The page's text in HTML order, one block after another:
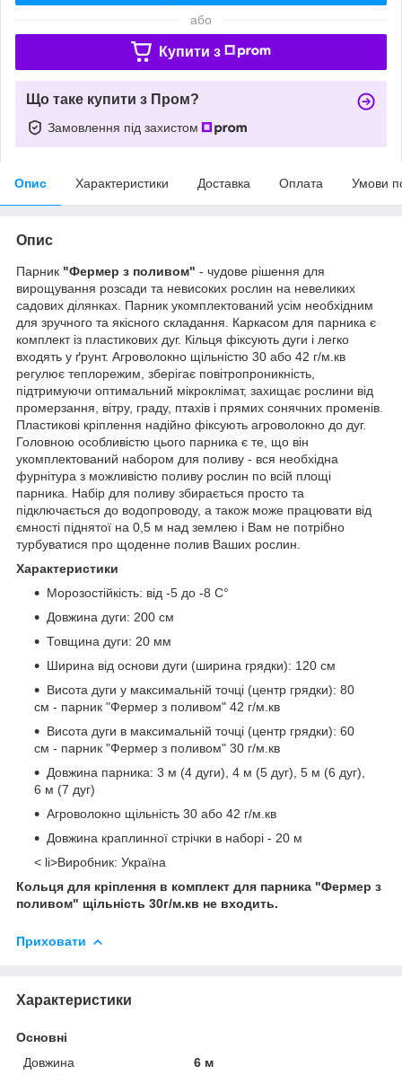
або
Купити з
Що таке купити з Пром?
Замовлення під захистом
Опис Характеристики Доставка Оплата Умови
Опис
Парник "Фермер з поливом" - чудове рішення для
вирощування розсади та невисоких рослин на невеликих
садових ділянках. Парник укомплектований усім необхідним
для зручного та якісного складання. Каркасом для парника є
комплект із пластикових дуг. Кільця фіксують дуги і легко
входять у ґрунт. Агроволокно щільністю 30 або 42 г/м.кв
регулює теплорежим, зберігає повітропроникність,
підтримуючи оптимальний мікроклімат, захищає рослини від
промерзання, вітру, граду, птахів і прямих сонячних променів.
Пластикові кріплення надійно фіксують агроволокно до дуг.
Головною особливістю цього парника є те, що він
укомплектований набором для поливу - вся необхідна
фурнітура з можливістю поливу рослин по всій площі
парника. Набір для поливу збирається просто та
підключається до водопроводу, а також може працювати від
ємності піднятої на 0,5 м над землею і Вам не потрібно
турбуватися про щоденне полив Ваших рослин.
Характеристики
Морозостійкість: від -5 до -8 С°
Довжина дуги: 200 см
Товщина дуги: 20 мм
Ширина від основи дуги (ширина грядки): 120 см
Висота дуги у максимальній точці (центр грядки): 80
см - парник "Фермер з поливом" 42 г/м.кв
Висота дуги в максимальній точці (центр грядки): 60
см - парник "Фермер з поливом" 30 г/м.кв
Довжина парника: 3 м (4 дуги), 4 м (5 дуг), 5 м (6 дуг),
6 м (7 дуг)
Агроволокно щільність 30 або 42 г/м.кв
Довжина краплинної стрічки в наборі - 20 м
< li>Виробник: Україна
Кольця для кріплення в комплект для парника "Фермер з
поливом" щільність 30г/м.кв не входить.
Приховати
Характеристики
Основні
Довжина
6 м